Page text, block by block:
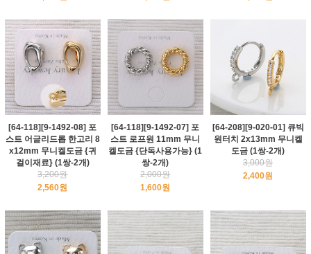
[64-118][9-1492-08] 포
스트 어글리드롭 한고리 8
x12mm 무니켈도금 {귀
걸이재료} (1쌍-2개)
3,200원
2,560원
[64-118][9-1492-07] 포
스트 로프원 11mm 무니
켈도금 {단독사용가능} (1
쌍-2개)
2,000원
1,600원
[64-208][9-020-01] 큐빅
원터치 2x13mm 무니켈
도금 (1쌍-2개)
3,000원
2,400원